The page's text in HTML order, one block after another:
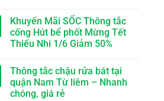
Khuyến Mãi SỐC Thông tắc
cống Hút bể phốt Mừng Tết
Thiếu Nhi 1/6 Giảm 50%
Thông tắc chậu rửa bát tại
quận Nam Từ liêm – Nhanh
chóng, giá rẻ